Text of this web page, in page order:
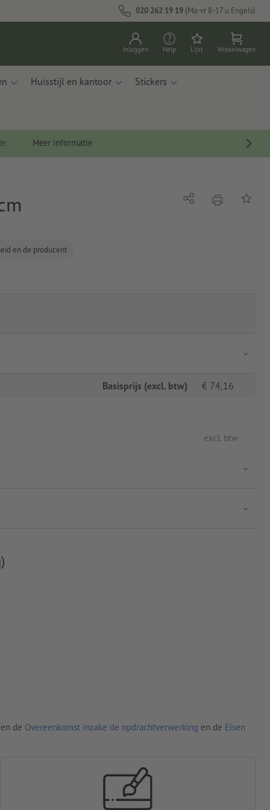
020 262 19 19 (Ma-vr 8-17 u Engels)
Inloggen Help Lijst Winkelwagen
Huisstijl en kantoor Stickers
Meer informatie
en de producent
Delen afdrukkenOp de
Basisprijs (excl. btw) € 74,16
excl. btw
de Overeenkomst inzake de opdrachtverwerking en de Eisen